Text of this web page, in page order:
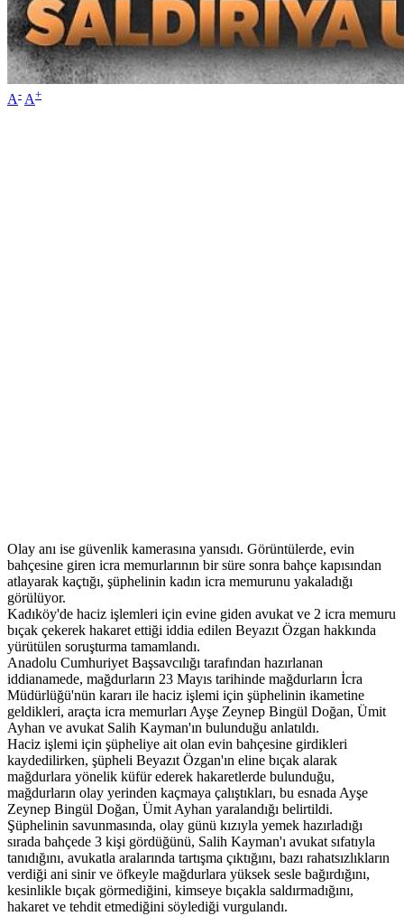
A- A+
Olay anı ise güvenlik kamerasına yansıdı. Görüntülerde, evin
bahçesine giren icra memurlarının bir süre sonra bahçe kapısından
atlayarak kaçtığı, şüphelinin kadın icra memurunu yakaladığı
görülüyor.
Kadıköy'de haciz işlemleri için evine giden avukat ve 2 icra memuru
bıçak çekerek hakaret ettiği iddia edilen Beyazıt Özgan hakkında
yürütülen soruşturma tamamlandı.
Anadolu Cumhuriyet Başsavcılığı tarafından hazırlanan
iddianamede, mağdurların 23 Mayıs tarihinde mağdurların İcra
Müdürlüğü'nün kararı ile haciz işlemi için şüphelinin ikametine
geldikleri, araçta icra memurları Ayşe Zeynep Bingül Doğan, Ümit
Ayhan ve avukat Salih Kayman'ın bulunduğu anlatıldı.
Haciz işlemi için şüpheliye ait olan evin bahçesine girdikleri
kaydedilirken, şüpheli Beyazıt Özgan'ın eline bıçak alarak
mağdurlara yönelik küfür ederek hakaretlerde bulunduğu,
mağdurların olay yerinden kaçmaya çalıştıkları, bu esnada Ayşe
Zeynep Bingül Doğan, Ümit Ayhan yaralandığı belirtildi.
Şüphelinin savunmasında, olay günü kızıyla yemek hazırladığı
sırada bahçede 3 kişi gördüğünü, Salih Kayman'ı avukat sıfatıyla
tanıdığını, avukatla aralarında tartışma çıktığını, bazı rahatsızlıkların
verdiği ani sinir ve öfkeyle mağdurlara yüksek sesle bağırdığını,
kesinlikle bıçak görmediğini, kimseye bıçakla saldırmadığını,
hakaret ve tehdit etmediğini söylediği vurgulandı.